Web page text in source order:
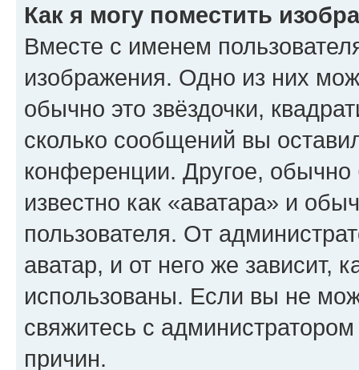
Как я могу поместить
Вместе с именем
изображения. Одно из них
обычно это звёздочки,
сколько сообщений вы
конференции. Другое,
известно как «аватара» и
пользователя. От
аватар, и от него же зависит,
использованы. Если вы не
свяжитесь с
причин.